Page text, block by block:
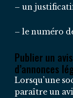
– un
– le numéro
Publier un
d’annonces
Lorsqu’une
paraître un